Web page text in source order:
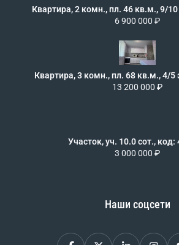
Квартира, 2 комн., пл. 46 кв.м., 9/
6 900 000 ₽
Квартира, 3 комн., пл. 68 кв.м., 4/5
13 200 000 ₽
Участок, уч. 10.0 сот., код:
3 000 000 ₽
Наши соцсети